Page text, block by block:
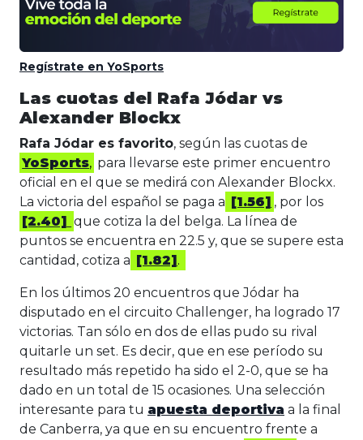
Regístrate en YoSports
Las cuotas del Rafa Jódar vs
Alexander Blockx
Rafa Jódar es favorito, según las cuotas de
YoSports, para llevarse este primer encuentro
oficial en el que se medirá con Alexander Blockx.
La victoria del español se paga a [1.56] , por los
[2.40] que cotiza la del belga. La línea de
puntos se encuentra en 22.5 y, que se supere esta
cantidad, cotiza a [1.82].
En los últimos 20 encuentros que Jódar ha
disputado en el circuito Challenger, ha logrado 17
victorias. Tan sólo en dos de ellas pudo su rival
quitarle un set. Es decir, que en ese período su
resultado más repetido ha sido el 2-0, que se ha
dado en un total de 15 ocasiones. Una selección
interesante para tu apuesta deportiva a la final
de Canberra, ya que en su encuentro frente a